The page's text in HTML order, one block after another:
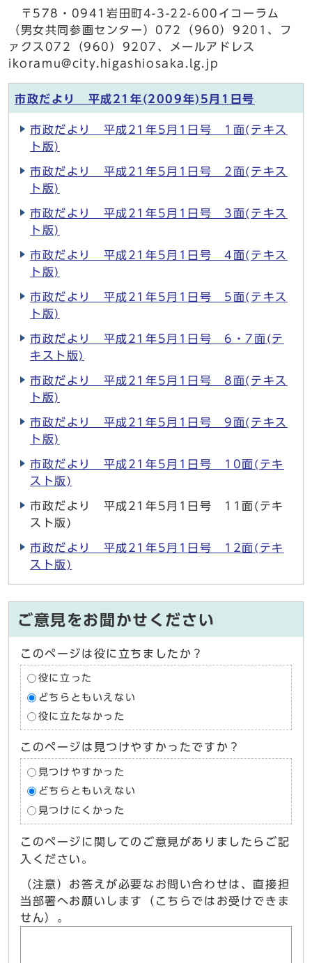
〒578・0941岩田町4-3-22-600イコーラム
（男女共同参画センター）072（960）9201、フ
ァクス072（960）9207、メールアドレス
ikoramu@city.higashiosaka.lg.jp
市政だより 平成21年(2009年)5月1日号
市政だより 平成21年5月1日号 1面(テキス
ト版)
市政だより 平成21年5月1日号 2面(テキス
ト版)
市政だより 平成21年5月1日号 3面(テキス
ト版)
市政だより 平成21年5月1日号 4面(テキス
ト版)
市政だより 平成21年5月1日号 5面(テキス
ト版)
市政だより 平成21年5月1日号 6・7面(テ
キスト版)
市政だより 平成21年5月1日号 8面(テキス
ト版)
市政だより 平成21年5月1日号 9面(テキス
ト版)
市政だより 平成21年5月1日号 10面(テキ
スト版)
市政だより 平成21年5月1日号 11面(テキ
スト版)
市政だより 平成21年5月1日号 12面(テキ
スト版)
ご意見をお聞かせください
このページは役に立ちましたか？
役に立った
どちらともいえない
役に立たなかった
このページは見つけやすかったですか？
見つけやすかった
どちらともいえない
見つけにくかった
このページに関してのご意見がありましたらご記
入ください。
（注意）お答えが必要なお問い合わせは、直接担
当部署へお願いします（こちらではお受けできま
せん）。